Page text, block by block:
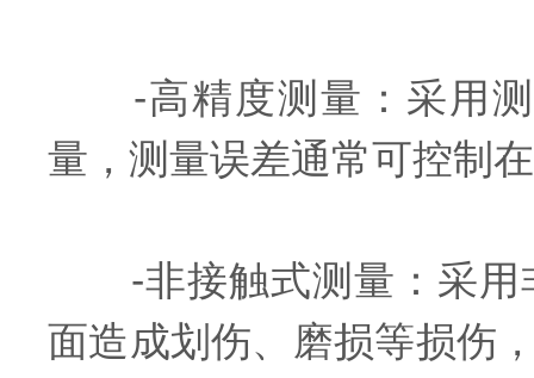
-高精度测量：采用测
量，测量误差通常可控制
-非接触式测量：采用
面造成划伤、磨损等损伤